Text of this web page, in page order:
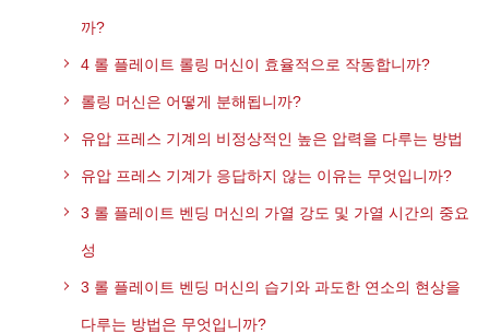
까?
4 롤 플레이트 롤링 머신이 효율적으로 작동합니까?
롤링 머신은 어떻게 분해됩니까?
유압 프레스 기계의 비정상적인 높은 압력을 다루는 방법
유압 프레스 기계가 응답하지 않는 이유는 무엇입니까?
3 롤 플레이트 벤딩 머신의 가열 강도 및 가열 시간의 중요
성
3 롤 플레이트 벤딩 머신의 습기와 과도한 연소의 현상을
다루는 방법은 무엇입니까?